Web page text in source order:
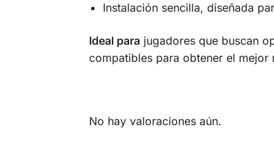
Instalación sencilla, diseñada
Ideal parajugadores que buscan
compatibles para obtener el mejor
No hay valoraciones aún.